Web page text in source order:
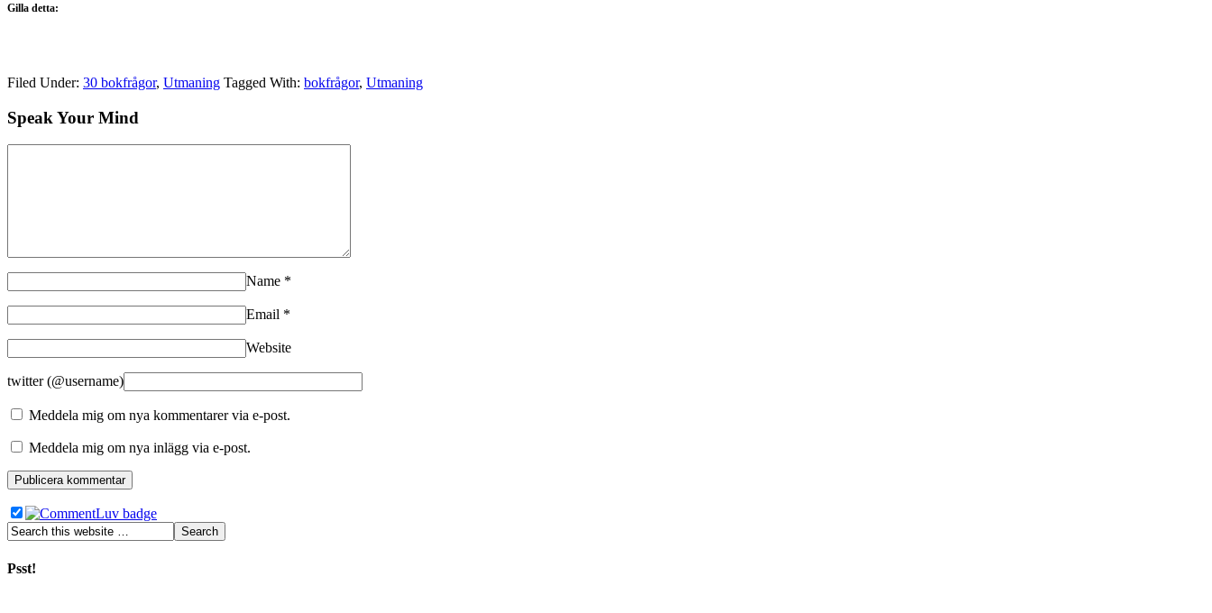
Gilla detta:
Filed Under: 30 bokfrågor, Utmaning Tagged With: bokfrågor, Utmaning
Speak Your Mind
Name *
Email *
Website
twitter (@username)
Meddela mig om nya kommentarer via e-post.
Meddela mig om nya inlägg via e-post.
Psst!